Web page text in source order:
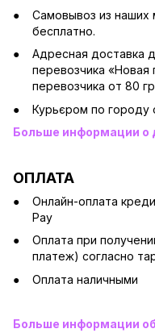
Cамовывоз из наших
бесплатно.
Адресная доставка
перевозчика «Новая
перевозчика от 80
Курьєром по городу
Больше информации о
ОПЛАТА
Онлайн-оплата
Pay
Оплата при
платеж) согласно
Оплата наличными
Больше информации